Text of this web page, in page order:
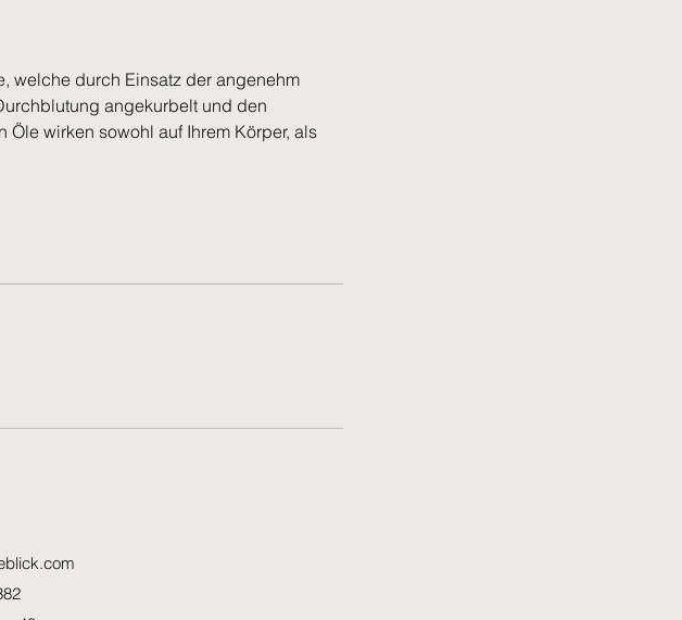
welche durch Einsatz der angenehm
angekurbelt und den
wirken sowohl auf Ihrem Körper, als